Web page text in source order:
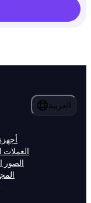
العربية
العملات
الصور